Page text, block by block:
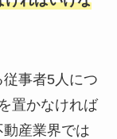
事者5人につ
置かなければ
産業界では